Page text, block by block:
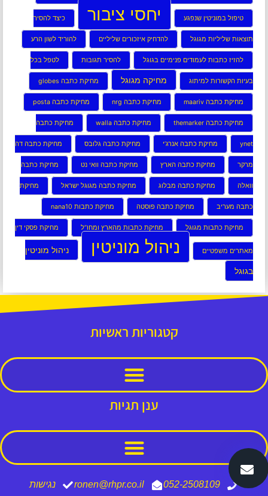
טיפול במוניטין שנפגע יחסי ציבור כיצד להסיר
תוצאות שליליות מגוגל להדחיק איזכורים שליליים להוריד לשון הרע
להזיז כתבות לעמודים פנימיים בגוגל להסיר תגובות לטפל בכל
בעיות הקשורות למיתוג מחיקה מגוגל מחיקת כתבה globes
מחיקת כתבה maariv מחיקת כתבה nrg מחיקת כתבה posta
מחיקת כתבה themarker מחיקת כתבה walla מחיקת כתבה
ynet מחיקת כתבה אנרג’י מחיקת כתבה גלובס מחיקת כתבה דה
מרקר מחיקת כתבה הארץ מחיקת כתבה וואי נט מחיקת כתבה
וואלה מחיקת כתבה מבלוג מחיקת כתבה מגוגל ישראל מחיקת
כתבה מעריב מחיקת כתבה פוסטה מחיקת כתבות nana10
מחיקת כתבות מגוגל מחיקת כתבות מהארץ ומחו”ל מחיקת פסקי דין
מאתרים משפטיים ניהול מוניטין ניהול מוניטין
בגוגל
קטגוריות ראשיות
ענן תגיות
052-2508109
ronen@rhpr.co.il נגישות